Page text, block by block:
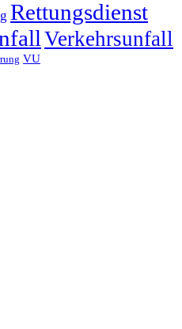
Rettungsdienst
Verkehrsunfall
VU